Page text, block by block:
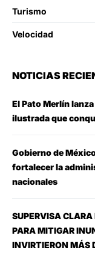
Turismo
Velocidad
NOTICIAS
El Pato Merlín
ilustrada que
Gobierno de
fortalecer la
nacionales
SUPERVISA
PARA MITIGAR
INVIRTIERON MÁS